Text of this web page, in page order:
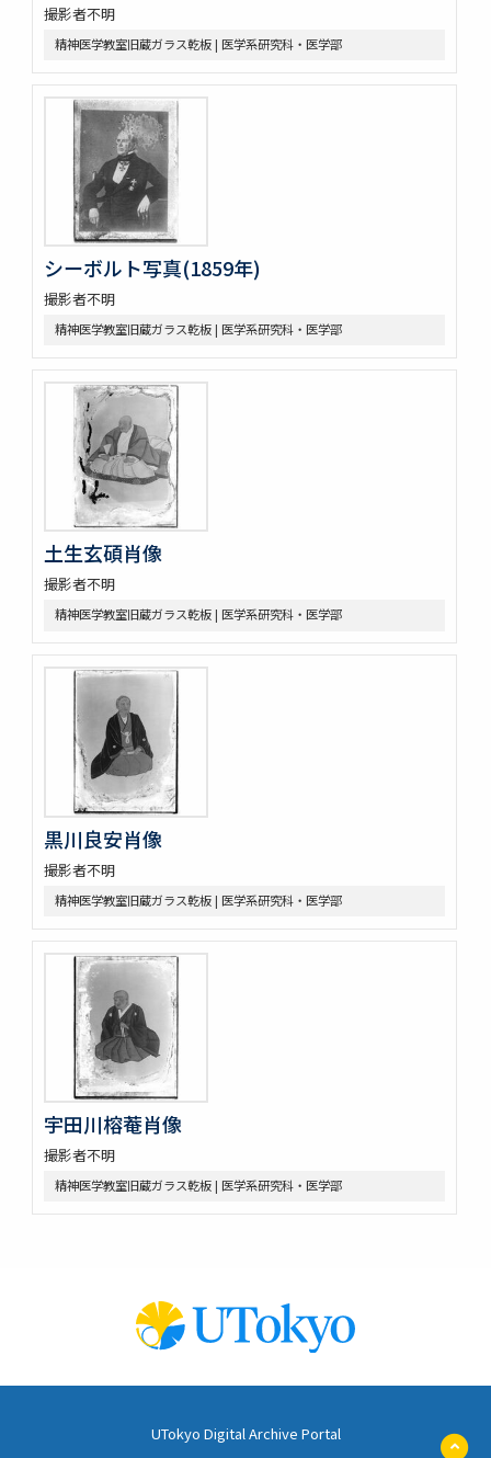
撮影者不明
精神医学教室旧蔵ガラス乾板 | 医学系研究科・医学部
シーボルト写真(1859年)
撮影者不明
精神医学教室旧蔵ガラス乾板 | 医学系研究科・医学部
土生玄碩肖像
撮影者不明
精神医学教室旧蔵ガラス乾板 | 医学系研究科・医学部
黒川良安肖像
撮影者不明
精神医学教室旧蔵ガラス乾板 | 医学系研究科・医学部
宇田川榕菴肖像
撮影者不明
精神医学教室旧蔵ガラス乾板 | 医学系研究科・医学部
UTokyo Digital Archive Portal
ペ